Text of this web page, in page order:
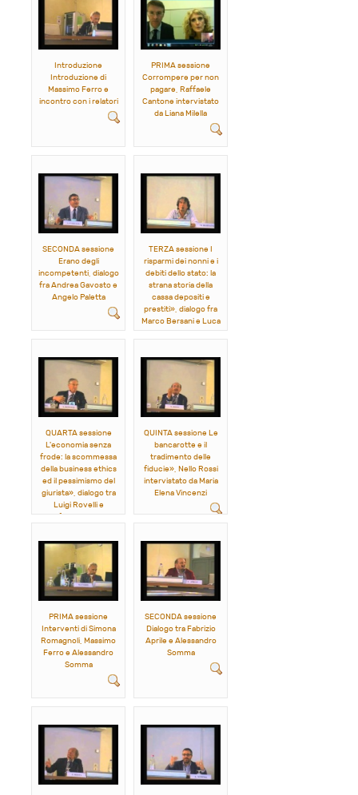
Introduzione
Introduzione di
Massimo Ferro e
incontro con i relatori
PRIMA sessione
Corrompere per non
pagare, Raffaele
Cantone intervistato
da Liana Milella
SECONDA sessione
Erano degli
incompetenti, dialogo
fra Andrea Gavosto e
Angelo Paletta
TERZA sessione I
risparmi dei nonni e i
debiti dello stato: la
strana storia della
cassa depositi e
prestiti», dialogo fra
Marco Bersani e Luca
QUARTA sessione
L'economia senza
frode: la scommessa
della business ethics
ed il pessimismo del
giurista», dialogo tra
Luigi Rovelli e
QUINTA sessione Le
bancarotte e il
tradimento delle
fiducie», Nello Rossi
intervistato da Maria
Elena Vincenzi
PRIMA sessione
Interventi di Simona
Romagnoli, Massimo
Ferro e Alessandro
Somma
SECONDA sessione
Dialogo tra Fabrizio
Aprile e Alessandro
Somma